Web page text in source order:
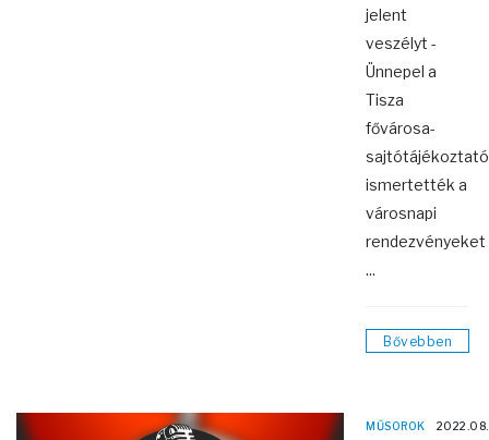
jelent
veszélyt -
Ünnepel a
Tisza
fővárosa-
ismertették a
városnapi
rendezvényeket
...
Bővebben
MŰSOROK